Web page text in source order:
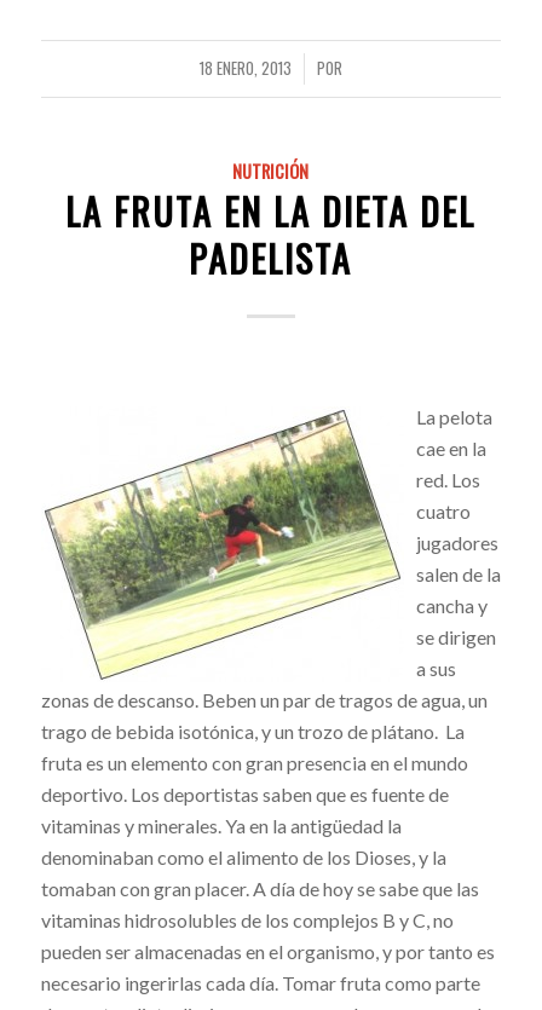
18 ENERO, 2013
/ POR
NUTRICIÓN
LA FRUTA EN LA DIETA DEL
PADELISTA
La pelota
cae en la
red. Los
cuatro
jugadores
salen de la
cancha y
se dirigen
a sus
zonas de descanso. Beben un par de tragos de agua, un
trago de bebida isotónica, y un trozo de plátano. La
fruta es un elemento con gran presencia en el mundo
deportivo. Los deportistas saben que es fuente de
vitaminas y minerales. Ya en la antigüedad la
denominaban como el alimento de los Dioses, y la
tomaban con gran placer. A día de hoy se sabe que las
vitaminas hidrosolubles de los complejos B y C, no
pueden ser almacenadas en el organismo, y por tanto es
necesario ingerirlas cada día. Tomar fruta como parte